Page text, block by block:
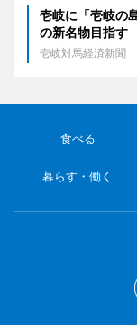
壱岐に「壱岐の
の新名物目指す
壱岐対馬経済新聞
食べる
暮らす・働く